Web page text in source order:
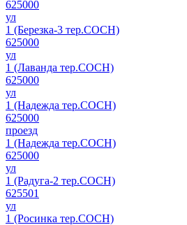
625000
ул
1 (Березка-3 тер.СОСН)
625000
ул
1 (Лаванда тер.СОСН)
625000
ул
1 (Надежда тер.СОСН)
625000
проезд
1 (Надежда тер.СОСН)
625000
ул
1 (Радуга-2 тер.СОСН)
625501
ул
1 (Росинка тер.СОСН)